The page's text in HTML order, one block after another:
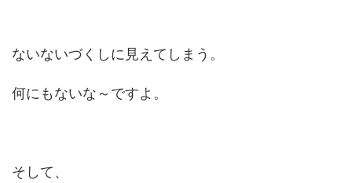
ないないづくしに見えてしまう。
何にもないな～ですよ。
そして、